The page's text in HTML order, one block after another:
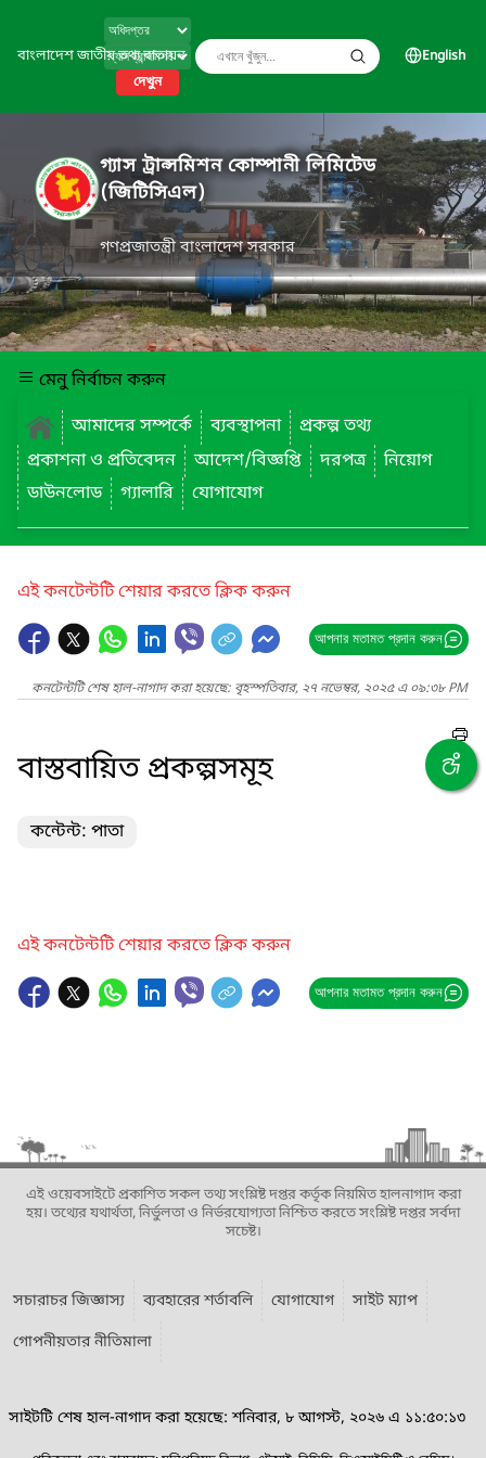
বাংলাদেশ জাতীয় তথ্য বাতায়ন
দেখুন
English
গ্যাস ট্রান্সমিশন কোম্পানী লিমিটেড
(জিটিসিএল)
গণপ্রজাতন্ত্রী বাংলাদেশ সরকার
মেনু নির্বাচন করুন
আমাদের সম্পর্কে
ব্যবস্থাপনা
প্রকল্প তথ্য
প্রকাশনা ও প্রতিবেদন
আদেশ/বিজ্ঞপ্তি দরপত্র
নিয়োগ
ডাউনলোড
গ্যালারি যোগাযোগ
এই কনটেন্টটি শেয়ার করতে ক্লিক করুন
আপনার মতামত প্রদান করুন
কনটেন্টটি শেষ হাল-নাগাদ করা হয়েছে: বৃহস্পতিবার, ২৭ নভেম্বর, ২০২৫ এ ০৯:৩৮ PM
বাস্তবায়িত প্রকল্পসমূহ
কন্টেন্ট: পাতা
এই কনটেন্টটি শেয়ার করতে ক্লিক করুন
আপনার মতামত প্রদান করুন
এই ওয়েবসাইটে প্রকাশিত সকল তথ্য সংশ্লিষ্ট দপ্তর কর্তৃক নিয়মিত হালনাগাদ করা
হয়। তথ্যের যথার্থতা, নির্ভুলতা ও নির্ভরযোগ্যতা নিশ্চিত করতে সংশ্লিষ্ট দপ্তর সর্বদা
সচেষ্ট।
সচারাচর জিজ্ঞাস্য ব্যবহারের শর্তাবলি যোগাযোগ
সাইট ম্যাপ
গোপনীয়তার নীতিমালা
সাইটটি শেষ হাল-নাগাদ করা হয়েছে: শনিবার, ৮ আগস্ট, ২০২৬ এ ১১:৫০:১৩